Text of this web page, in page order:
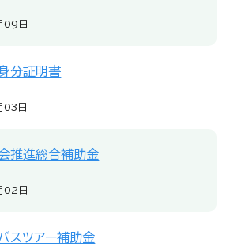
09日
分証明書
03日
推進総合補助金
02日
スツアー補助金